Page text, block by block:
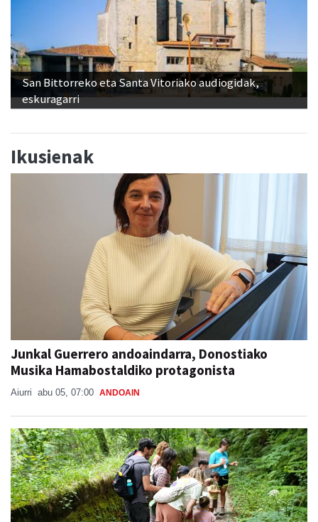
San Bittorreko eta Santa Vitoriako audiogidak,
eskuragarri
Ikusienak
Junkal Guerrero andoaindarra, Donostiako
Musika Hamabostaldiko protagonista
Aiurri abu 05, 07:00 ANDOAIN